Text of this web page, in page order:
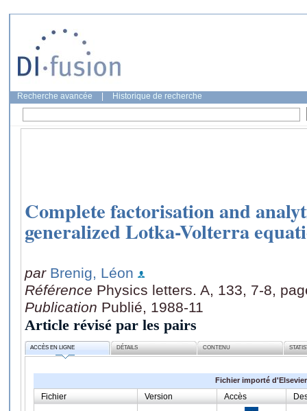
Recherche avancée Historique de recherche
Complete factorisation and
generalized Lotka-Volterra
par Brenig, Léon
Référence Physics letters. A, 133, 7-8,
Publication Publié, 1988-11
Article révisé par les pairs
ACCÈS EN LIGNE DÉTAILS CONTENU
Fichier importé d'Elsevier
Fichier Version Accès